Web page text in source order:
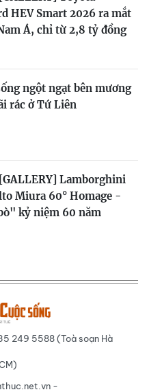
HEV Smart 2026 ra mắt
Á, chỉ từ 2,8 tỷ đồng
ngột ngạt bên mương
rác ở Tứ Liên
[GALLERY] Lamborghini
Miura 60° Homage -
kỷ niệm 60 năm
249 5588 (Toà soạn Hà
-